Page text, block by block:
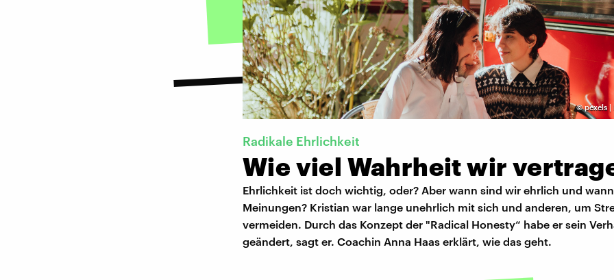
©pexels |
Radikale Ehrlichkeit
Wie viel Wahrheit wir
Ehrlichkeit ist doch wichtig, oder? Aber wann sind wir ehrlich und
Meinungen? Kristian war lange unehrlich mit sich und anderen, um
vermeiden. Durch das Konzept der "Radical Honesty“ habe er sein
geändert, sagt er. Coachin Anna Haas erklärt, wie das geht.